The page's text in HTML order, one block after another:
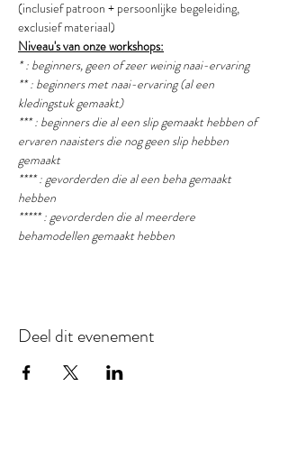
(inclusief patroon + persoonlijke begeleiding,
exclusief materiaal)
Niveau's van onze workshops:
* : beginners, geen of zeer weinig naai-ervaring
** : beginners met naai-ervaring (al een
kledingstuk gemaakt)
*** : beginners die al een slip gemaakt hebben of
ervaren naaisters die nog geen slip hebben
gemaakt
**** : gevorderden die al een beha gemaakt
hebben
***** : gevorderden die al meerdere
behamodellen gemaakt hebben
Deel dit evenement